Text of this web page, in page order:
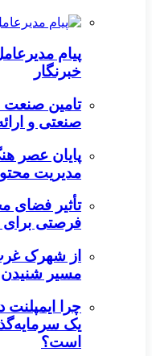
پیام
خبرنگار
تامین صنعت
صنعتی و
پایان عصر
مدیریت
تأثیر فضای
فرصتی برای
از شهرک
مسیر شنیدن
چرا ایمپلنت
یک
است؟